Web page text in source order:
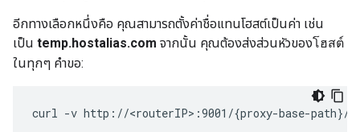
อีกทางเลือกหนึ่งคือ คุณสามารถตั้งค่าชื่อแทนโฮสต์เป็นค่า เช่น
เป็น temp.hostalias.com จากนั้น คุณต้องส่งส่วนหัวของโฮสต์
ในทุกๆ คำขอ:
curl -v http://<routerIP>:9001/{proxy-base-path}/